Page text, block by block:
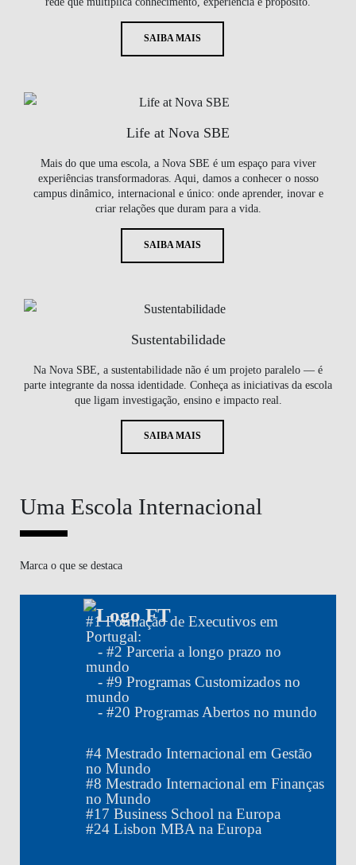
SAIBA MAIS
Life at Nova SBE
Mais do que uma escola, a Nova SBE é um espaço para viver
experiências transformadoras. Aqui, damos a conhecer o nosso
campus dinâmico, internacional e único: onde aprender, inovar e
criar relações que duram para a vida.
SAIBA MAIS
Sustentabilidade
Na Nova SBE, a sustentabilidade não é um projeto paralelo — é
parte integrante da nossa identidade. Conheça as iniciativas da escola
que ligam investigação, ensino e impacto real.
SAIBA MAIS
Uma Escola Internacional
Marca o que se destaca
#1Formação de Executivos em
Portugal:
- #2 Parceria a longo prazo no
mundo
- #9 Programas Customizados no
mundo
- #20 Programas Abertos no mundo
#4Mestrado Internacional em Gestão
no Mundo
#8 Mestrado Internacional em Finanças
no Mundo
#17 Business School na Europa
#24Lisbon MBA na Europa